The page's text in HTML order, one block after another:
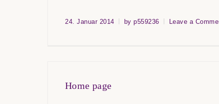
24. Januar 2014 by p559236 Leave a
Home page